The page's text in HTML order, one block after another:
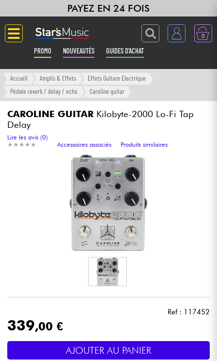
PAYEZ EN 24 FOIS
0
PROMO NOUVEAUTÉS GUIDES D'ACHAT
Langue
Synthés & Sampleurs
Home Studio
Micros & HF
Eclairage
Batteries & Percu
Accueil Amplis & Effets
Effets Guitare Electrique
Pédale reverb / delay / echo
Caroline guitar
CAROLINE GUITAR Kilobyte-2000 Lo-Fi Tap
Delay
★ ★ ★ ★ ★
★ ★ ★ ★ ★
Lire les avis (0)
Accessoires associés
Produits similaires
Ref : 117452
339,00 €
AJOUTER AU PANIER